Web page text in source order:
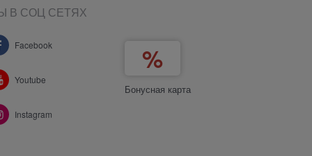
В СОЦ СЕТЯХ
Facebook
Youtube
Instagram
Бонусная карта